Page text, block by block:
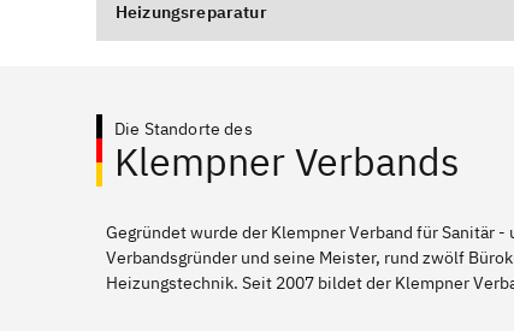
Heizungsreparatur
Die Standorte des
Klempner Verbands
Gegründet wurde der Klempner Verband für Sanitär
Verbandsgründer und seine Meister, rund zwölf
Heizungstechnik. Seit 2007 bildet der Klempner